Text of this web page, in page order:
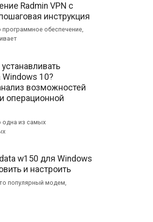
Radmin VPN с
инструкция
программное обеспечение,
Windows 10?
возможностей
операционной
одна из самых
w150 для Windows
и настроить
популярный модем,